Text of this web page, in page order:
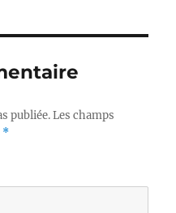
publiée. Les champs
*